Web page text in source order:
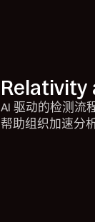
Relativity
AI 驱动的检测流
帮助组织加速分